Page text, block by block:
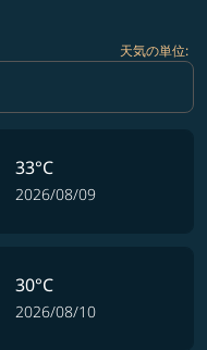
天気の単位:
33°C
2026/08/09
30°C
2026/08/10